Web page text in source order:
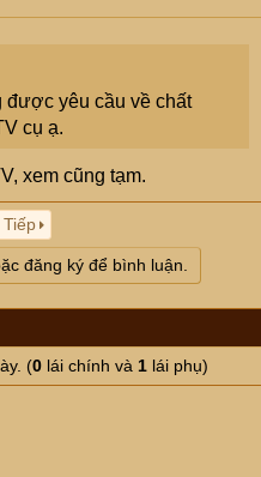
yêu cầu về chất
cụ ạ.
xem cũng tạm.
Tiếp
đăng ký để bình luận.
(0 lái chính và 1 lái phụ)